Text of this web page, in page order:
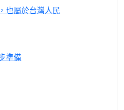
也屬於台灣人民
準備